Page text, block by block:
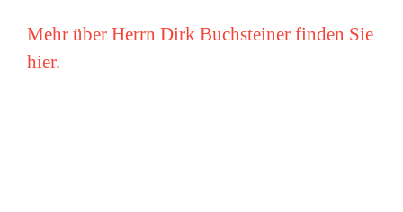
Mehr über Herrn Dirk Buchsteiner finden Sie
hier.